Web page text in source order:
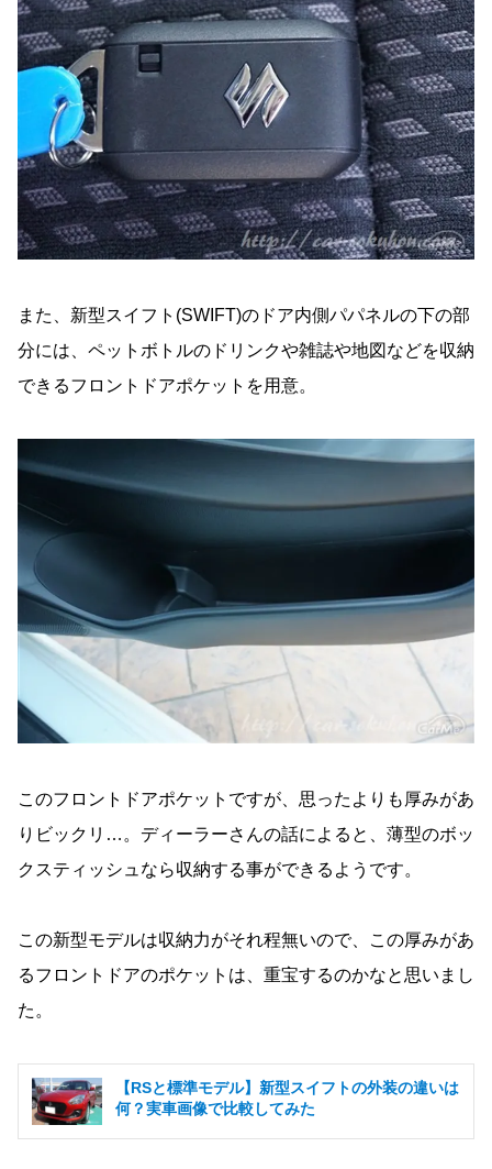
また、新型スイフト(SWIFT)のドア内側パパネルの下の部
分には、ペットボトルのドリンクや雑誌や地図などを収納
できるフロントドアポケットを用意。
このフロントドアポケットですが、思ったよりも厚みがあ
りビックリ…。ディーラーさんの話によると、薄型のボッ
クスティッシュなら収納する事ができるようです。
この新型モデルは収納力がそれ程無いので、この厚みがあ
るフロントドアのポケットは、重宝するのかなと思いまし
た。
【RSと標準モデル】新型スイフトの外装の違いは
何？実車画像で比較してみた